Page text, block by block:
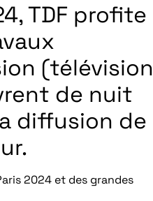
TDF profite
(télévision
de nuit
diffusion de
2024 et des grandes